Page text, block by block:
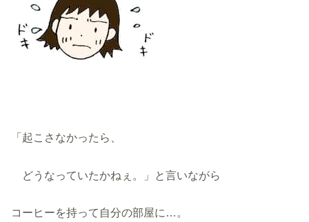
「起こさなかったら、
どうなっていたかねぇ。」と言いながら
コーヒーを持って自分の部屋に…。